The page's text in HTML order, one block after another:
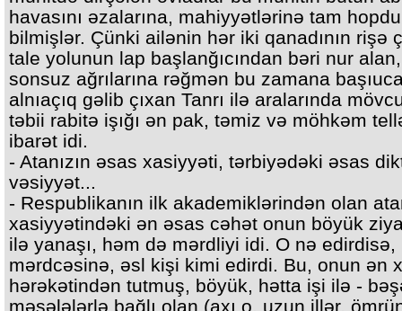
havasını əzalarına, mahiyyətlərinə tam
bilmişlər. Çünki ailənin hər iki qanadının rişə
tale yolunun lap başlanğıcından bəri nur alan,
sonsuz ağrılarına rəğmən bu zamana
alnıaçıq gəlib çıxan Tanrı ilə aralarında
təbii rabitə işığı ən pak, təmiz və möhkəm
ibarət idi.
- Atanızın əsas xasiyyəti, tərbiyədəki əsas
vəsiyyət...
- Respublikanın ilk akademiklərindən olan
xasiyyətindəki ən əsas cəhət onun böyük
ilə yanaşı, həm də mərdliyi idi. O nə edirdisə,
mərdcəsinə, əsl kişi kimi edirdi. Bu, onun ən
hərəkətindən tutmuş, böyük, hətta işi ilə -
məsələlərlə bağlı olan (axı o, uzun illər,